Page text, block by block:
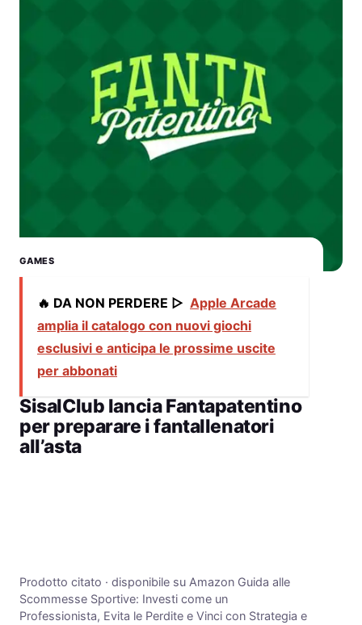
GAMES
🔥 DA NON PERDERE ▷ Apple Arcade
amplia il catalogo con nuovi giochi
esclusivi e anticipa le prossime uscite
per abbonati
SisalClub lancia Fantapatentino
per preparare i fantallenatori
all’asta
Prodotto citato · disponibile su Amazon Guida alle
Scommesse Sportive: Investi come un
Professionista, Evita le Perdite e Vinci con Strategia e